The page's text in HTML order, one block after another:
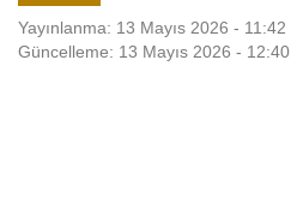
Yayınlanma: 13 Mayıs 2026 - 11:42
Güncelleme: 13 Mayıs 2026 - 12:40